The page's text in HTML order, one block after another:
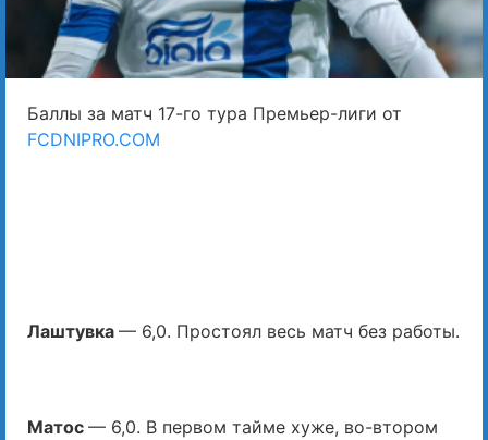
Баллы за матч 17-го тура Премьер-лиги от
FCDNIPRO.COM
Лаштувка — 6,0. Простоял весь матч без работы.
Матос — 6,0. В первом тайме хуже, во-втором